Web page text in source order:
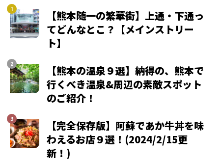
【熊本随一の繁華街】上通・下通っ
てどんなとこ？【メインストリー
ト】
【熊本の温泉９選】納得の、熊本で
行くべき温泉&周辺の素敵スポット
のご紹介！
【完全保存版】阿蘇であか牛丼を味
わえるお店９選！(2024/2/15更
新！)